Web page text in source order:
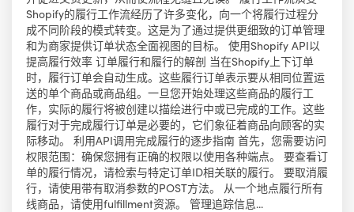
Shopify的履行工作流经历了许多变化，向一个将履行过程分
成不同阶段的模式转变。这是为了通过提供更细致的订单管理
和为商家提供订单状态全面视图的目标。 使用Shopify API以
提高履行效率 订单履行和履行的解剖 当在Shopify上下订单
时，履行订单会自动生成。这些履行订单表示要从相同位置运
送的单个商品或商品组。一旦您开始处理这些商品的履行工
作，实际的履行将被创建以描绘进行中或已完成的工作。这些
履行对于完成履行订单是必要的，它们象征着商品向顾客的实
际移动。 利用API调用完成履行的逐步指南 首先，您需要访问
权限范围：确保您拥有正确的权限以使用各种端点。 要查看订
单的履行情况，请检索与特定订单ID相关联的履行。 要取消履
行，请使用带有取消参数的POST方法。 从一个地点履行所有
线商品，请使用fulfillment资源。 管理追踪信息...